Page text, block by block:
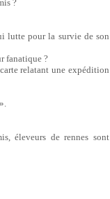
?
lutte pour la survie de son
fanatique ?
relatant une expédition
éleveurs de rennes sont